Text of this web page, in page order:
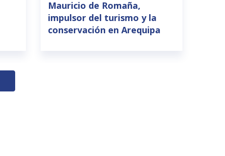
Mauricio de Romaña,
impulsor del turismo y la
conservación en Arequipa